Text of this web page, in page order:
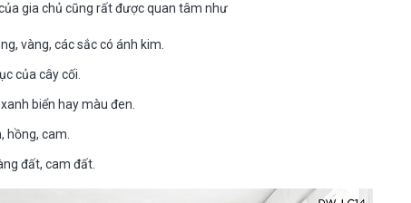
gia chủ cũng rất được quan tâm như
vàng, các sắc có ánh kim.
của cây cối.
biển hay màu đen.
hồng, cam.
đất, cam đất.